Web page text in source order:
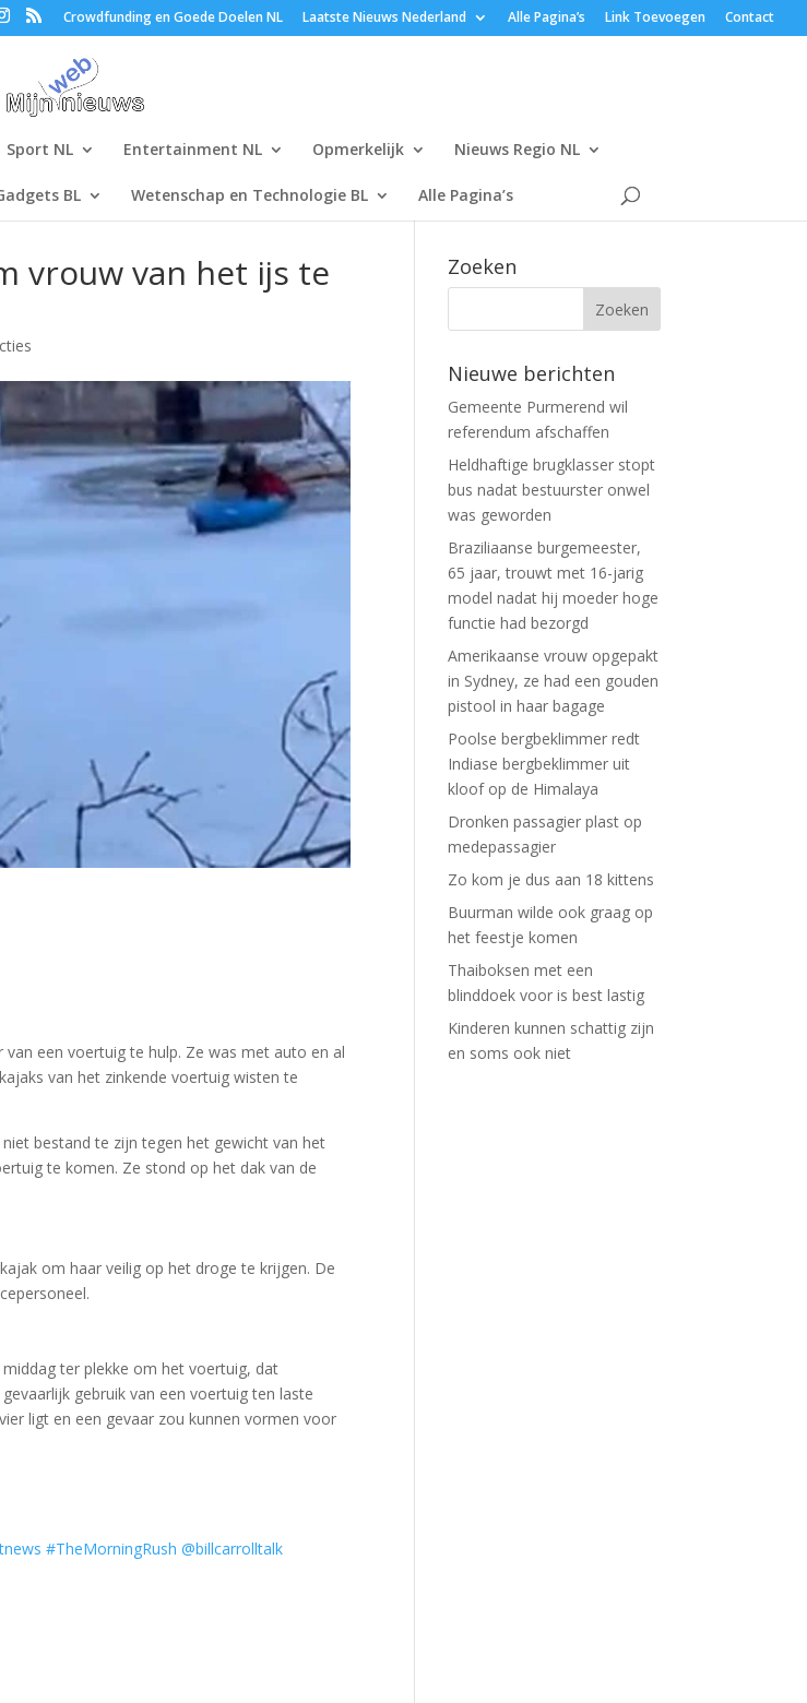
Crowdfunding en Goede Doelen NL Laatste Nieuws Nederland Alle Pagina’s Link Toevoegen Contact
Sport NL Entertainment NL Opmerkelijk Nieuws Regio NL
BL Wetenschap en Technologie BL Alle Pagina’s
vrouw van het ijs te
een voertuig te hulp. Ze was met auto en al
van het zinkende voertuig wisten te
bestand te zijn tegen het gewicht van het
te komen. Ze stond op het dak van de
om haar veilig op het droge te krijgen. De
ter plekke om het voertuig, dat
gebruik van een voertuig ten laste
ligt en een gevaar zou kunnen vormen voor
#TheMorningRush @billcarrolltalk
Zoeken
Nieuwe berichten
Gemeente Purmerend wil
referendum afschaffen
Heldhaftige brugklasser stopt
bus nadat bestuurster onwel
was geworden
Braziliaanse burgemeester,
65 jaar, trouwt met 16-jarig
model nadat hij moeder hoge
functie had bezorgd
Amerikaanse vrouw opgepakt
in Sydney, ze had een gouden
pistool in haar bagage
Poolse bergbeklimmer redt
Indiase bergbeklimmer uit
kloof op de Himalaya
Dronken passagier plast op
medepassagier
Zo kom je dus aan 18 kittens
Buurman wilde ook graag op
het feestje komen
Thaiboksen met een
blinddoek voor is best lastig
Kinderen kunnen schattig zijn
en soms ook niet